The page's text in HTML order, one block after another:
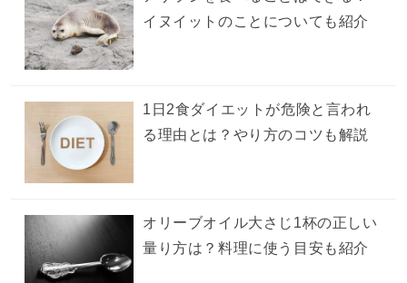
イヌイットのことについても紹介
1日2食ダイエットが危険と言われ
る理由とは？やり方のコツも解説
オリーブオイル大さじ1杯の正しい
量り方は？料理に使う目安も紹介